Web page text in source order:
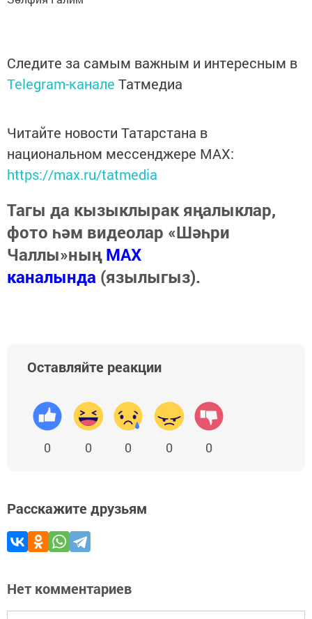
Следите за самым важным и интересным в
Telegram-канале Татмедиа
Читайте новости Татарстана в
национальном мессенджере MАХ:
https://max.ru/tatmedia
Тагы да кызыклырак яңалыклар,
фото һәм видеолар «Шәһри
Чаллы»ныңMAX
каналында (язылыгыз).
Оставляйте реакции
0 0 0 0 0
Расскажите друзьям
Нет комментариев